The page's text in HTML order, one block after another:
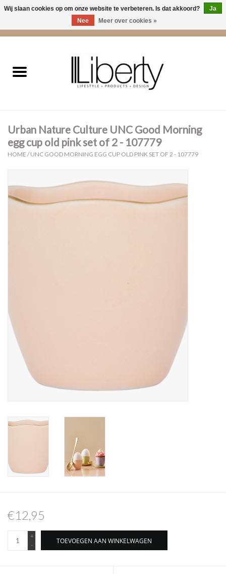
Kleding
Cadeaus
Sale
Urban Nature Culture UNC Good Morning
egg cup old pink set of 2 - 107779
HOME /UNC GOOD MORNING EGG CUP OLD PINK SET OF 2 - 107779
€12,95
+
-
TOEVOEGEN AAN WINKELWAGEN
Wij slaan cookies op om onze website te verbeteren. Is dat akkoord?
Ja
Nee
Meer over cookies »